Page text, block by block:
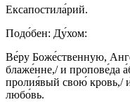
Ексапостила́рий.
Подо́бен: Ду́хом:
Ве́ру Боже́ственную,
блаже́нне,/ и пропове́да
пролия́вый свою́ кровь,/
любо́вь.